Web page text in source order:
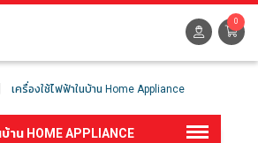
0
เครื่องใช้ไฟฟ้าในบ้าน Home Appliance
าน HOME APPLIANCE